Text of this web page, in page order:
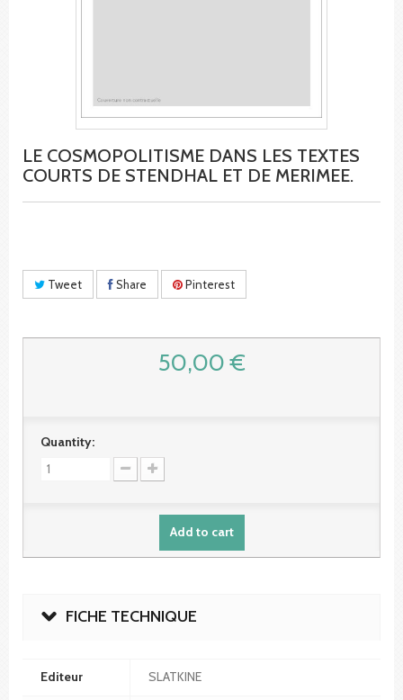
LE COSMOPOLITISME DANS LES TEXTES
COURTS DE STENDHAL ET DE MERIMEE.
Tweet Share Pinterest
50,00 €
Quantity:
Add to cart
FICHE TECHNIQUE
Editeur SLATKINE